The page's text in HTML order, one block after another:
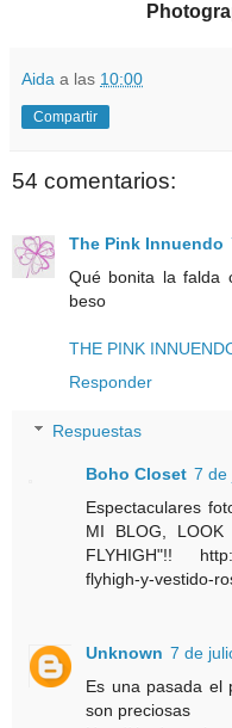
Aida a las 10:00
Compartir
54 comentarios:
The Pink Innuendo
Qué bonita la falda
beso
THE PINK
Responder
Respuestas
Boho Closet 7 de
Espectaculares
MI BLOG, LOOK
FLYHIGH"!!
flyhigh-y-vestido-
Unknown 7 de
Es una pasada el
son preciosas